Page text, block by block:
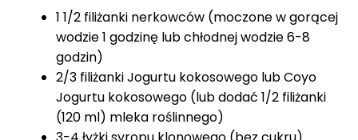
1 1/2 filiżanki nerkowców (moczone w gorącej
wodzie 1 godzinę lub chłodnej wodzie 6-8
godzin)
2/3 filiżanki Jogurtu kokosowego lub Coyo
Jogurtu kokosowego (lub dodać 1/2 filiżanki
(120 ml) mleka roślinnego)